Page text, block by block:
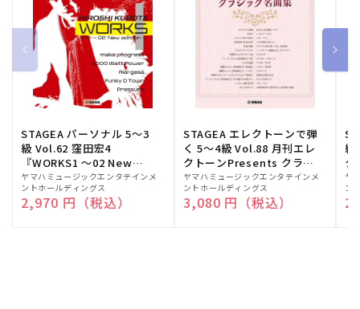
STAGEA パーソナル 5～3
級 Vol.62 窪田宏4
『WORKS1 ～02 New
edition～』
販
売
元:
ヤマハミュージックエンタテインメ
ントホールディングス
通常価格
2,970 円（税込）
STAGEA エレクトーンで弾
く 5～4級 Vol.88 月刊エレ
クトーンPresents クラシ
ック名曲集
販
売
元:
ヤマハミュージックエンタテインメ
ントホールディングス
通常価格
3,080 円（税込）
級
ク
販
売
元:
ヤ
ン